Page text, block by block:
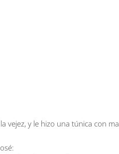
vejez, y le hizo una túnica con